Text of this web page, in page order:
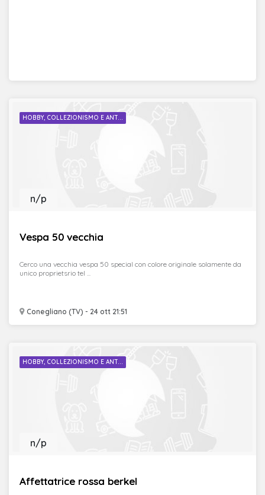
HOBBY, COLLEZIONISMO E ANT...
Vespa 50 vecchia
Conegliano (TV) - 24 ott 21:51
n/p
Cerco una vecchia vespa 50 special con colore originale solamente da
unico proprietsrio tel ...
HOBBY, COLLEZIONISMO E ANT...
Affettatrice rossa berkel
n/p